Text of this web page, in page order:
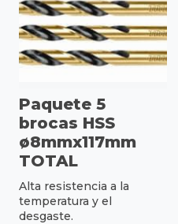
Paquete 5
brocas HSS
ø8mmx117mm
TOTAL
Alta resistencia a la
temperatura y el
desgaste.